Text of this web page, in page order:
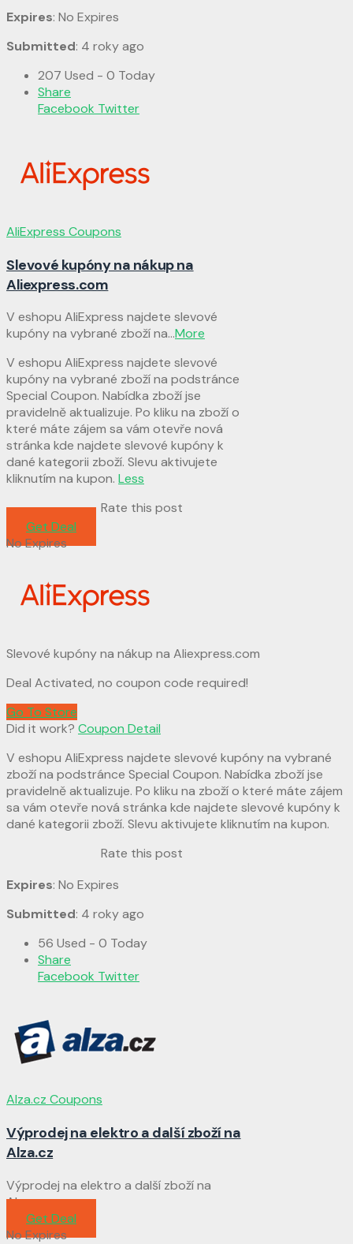
Expires: No Expires
Submitted: 4 roky ago
207 Used - 0 Today
Share
Facebook Twitter
AliExpress Coupons
Slevové kupóny na nákup na
Aliexpress.com
V eshopu AliExpress najdete slevové
kupóny na vybrané zboží na...More
V eshopu AliExpress najdete slevové
kupóny na vybrané zboží na podstránce
Special Coupon. Nabídka zboží jse
pravidelně aktualizuje. Po kliku na zboží o
které máte zájem sa vám otevře nová
stránka kde najdete slevové kupóny k
dané kategorii zboží. Slevu aktivujete
kliknutím na kupon. Less
Rate this post
Get Deal
No Expires
Slevové kupóny na nákup na Aliexpress.com
Deal Activated, no coupon code required!
Go To Store
Did it work? Coupon Detail
V eshopu AliExpress najdete slevové kupóny na vybrané
zboží na podstránce Special Coupon. Nabídka zboží jse
pravidelně aktualizuje. Po kliku na zboží o které máte zájem
sa vám otevře nová stránka kde najdete slevové kupóny k
dané kategorii zboží. Slevu aktivujete kliknutím na kupon.
Rate this post
Expires: No Expires
Submitted: 4 roky ago
56 Used - 0 Today
Share
Facebook Twitter
Alza.cz Coupons
Výprodej na elektro a další zboží na
Alza.cz
Výprodej na elektro a další zboží na
Alza.cz
Get Deal
No Expires